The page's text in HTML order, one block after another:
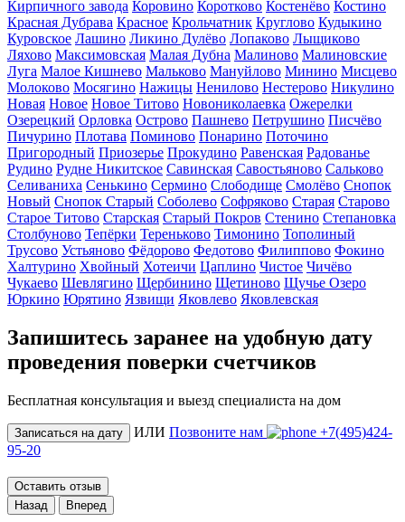
Кирпичного завода Коровино Коротково Костенёво Костино
Красная Дубрава Красное Крольчатник Круглово Кудыкино
Куровское Лашино Ликино Дулёво Лопаково Лыщиково
Ляхово Максимовская Малая Дубна Малиново Малиновские
Луга Малое Кишнево Мальково Мануйлово Минино Мисцево
Молоково Мосягино Нажицы Ненилово Нестерово Никулино
Новая Новое Новое Титово Новониколаевка Ожерелки
Озерецкий Орловка Острово Пашнево Петрушино Писчёво
Пичурино Плотава Поминово Понарино Поточино
Пригородный Приозерье Прокудино Равенская Радованье
Рудино Рудне Никитское Савинская Савостьяново Сальково
Селиваниха Сенькино Сермино Слободище Смолёво Снопок
Новый Снопок Старый Соболево Софряково Старая Старово
Старое Титово Старская Старый Покров Стенино Степановка
Столбуново Тепёрки Тереньково Тимонино Тополиный
Трусово Устьяново Фёдорово Федотово Филиппово Фокино
Халтурино Хвойный Хотеичи Цаплино Чистое Чичёво
Чукаево Шевлягино Щербинино Щетиново Щучье Озеро
Юркино Юрятино Язвищи Яковлево Яковлевская
Запишитесь заранее на удобную дату
проведения поверки счетчиков
Бесплатная консультация и выезд специалиста на дом
Записаться на дату ИЛИ Позвоните нам
+7(495)424-
95-20
Оставить отзыв
Назад
Вперед